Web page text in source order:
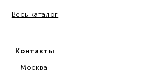
Весь каталог
Контакты
Москва: